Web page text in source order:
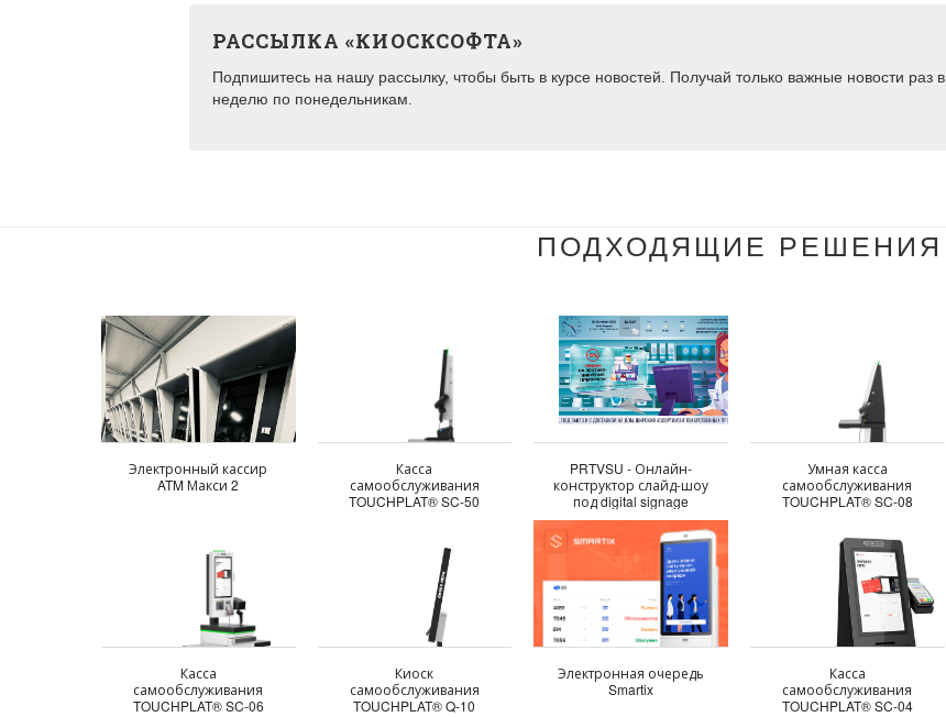
РАССЫЛКА «КИОСКСОФТА»
Подпишитесь на нашу рассылку, чтобы быть в курсе новостей. Получай только важные новости раз в
неделю по понедельникам.
ПОДХОДЯЩИЕ РЕШЕНИЯ
Электронный кассир
ATM Макси 2
Касса
самообслуживания
TOUCHPLAT® SC-50
PRTVSU - Онлайн-
конструктор слайд-шоу
под digital signage
Умная касса
самообслуживания
TOUCHPLAT® SC-08
Касса
самообслуживания
TOUCHPLAT® SC-06
Киоск
самообслуживания
TOUCHPLAT® Q-10
Электронная очередь
Smartix
Касса
самообслуживания
TOUCHPLAT® SC-04